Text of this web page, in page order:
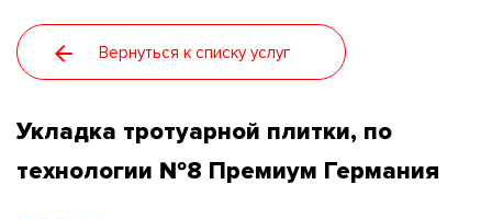
Статьи
Вернуться к списку услуг
Укладка тротуарной плитки, по
технологии №8 Премиум Германия